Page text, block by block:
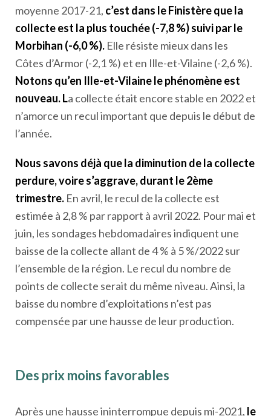
moyenne 2017-21, c’est dans le Finistère que la
collecte est la plus touchée (-7,8 %) suivi par le
Morbihan (-6,0 %). Elle résiste mieux dans les
Côtes d’Armor (-2,1 %) et en Ille-et-Vilaine (-2,6 %).
Notons qu’en Ille-et-Vilaine le phénomène est
nouveau. La collecte était encore stable en 2022 et
n’amorce un recul important que depuis le début de
l’année.
Nous savons déjà que la diminution de la collecte
perdure, voire s’aggrave, durant le 2ème
trimestre. En avril, le recul de la collecte est
estimée à 2,8 % par rapport à avril 2022. Pour mai et
juin, les sondages hebdomadaires indiquent une
baisse de la collecte allant de 4 % à 5 %/2022 sur
l’ensemble de la région. Le recul du nombre de
points de collecte serait du même niveau. Ainsi, la
baisse du nombre d’exploitations n’est pas
compensée par une hausse de leur production.
Des prix moins favorables
Après une hausse ininterrompue depuis mi-2021, le